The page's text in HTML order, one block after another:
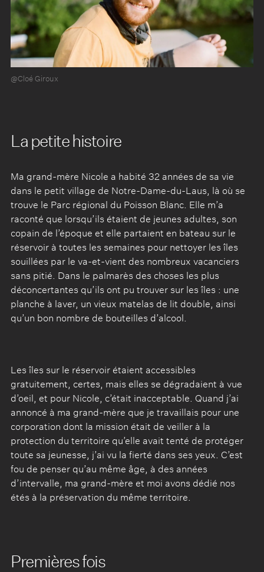
@Cloé Giroux
La petite histoire
Ma grand-mère Nicole a habité 32 années de sa vie
dans le petit village de Notre-Dame-du-Laus, là où se
trouve le Parc régional du Poisson Blanc. Elle m’a
raconté que lorsqu’ils étaient de jeunes adultes, son
copain de l’époque et elle partaient en bateau sur le
réservoir à toutes les semaines pour nettoyer les îles
souillées par le va-et-vient des nombreux vacanciers
sans pitié. Dans le palmarès des choses les plus
déconcertantes qu’ils ont pu trouver sur les îles : une
planche à laver, un vieux matelas de lit double, ainsi
qu’un bon nombre de bouteilles d’alcool.
Les îles sur le réservoir étaient accessibles
gratuitement, certes, mais elles se dégradaient à vue
d’oeil, et pour Nicole, c’était inacceptable. Quand j’ai
annoncé à ma grand-mère que je travaillais pour une
corporation dont la mission était de veiller à la
protection du territoire qu’elle avait tenté de protéger
toute sa jeunesse, j’ai vu la fierté dans ses yeux. C’est
fou de penser qu’au même âge, à des années
d’intervalle, ma grand-mère et moi avons dédié nos
étés à la préservation du même territoire.
Premières fois